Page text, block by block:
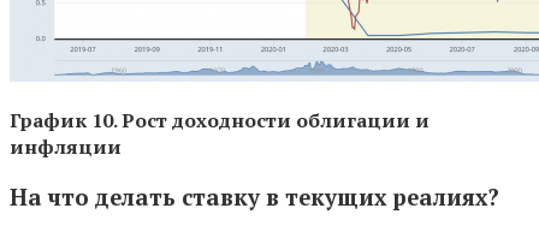
График 10. Рост доходности облигации и
инфляции
На что делать ставку в текущих реалиях?